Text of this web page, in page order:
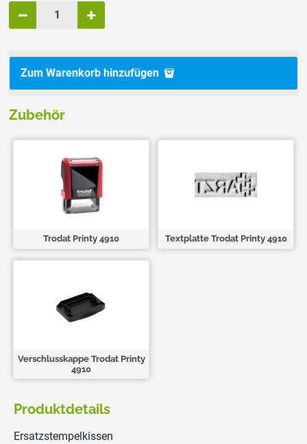
Zum Warenkorb hinzufügen
Zubehör
Trodat Printy 4910 Textplatte Trodat Printy 4910
Verschlusskappe Trodat Printy
4910
Produktdetails
Ersatzstempelkissen